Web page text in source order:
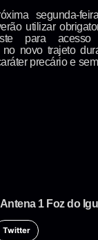
segunda-
utilizar
para
no novo trajeto
precário e
1 Foz do
Twitter